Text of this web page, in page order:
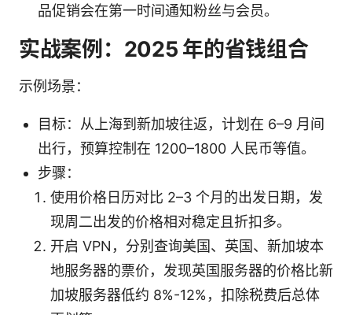
品促销会在第一时间通知粉丝与会员。
实战案例：2025 年的省钱组合
示例场景：
目标：从上海到新加坡往返，计划在 6–9 月间
出行，预算控制在 1200–1800 人民币等值。
步骤：
使用价格日历对比 2–3 个月的出发日期，发
现周二出发的价格相对稳定且折扣多。
开启 VPN，分别查询美国、英国、新加坡本
地服务器的票价，发现英国服务器的价格比新
加坡服务器低约 8%-12%，扣除税费后总体